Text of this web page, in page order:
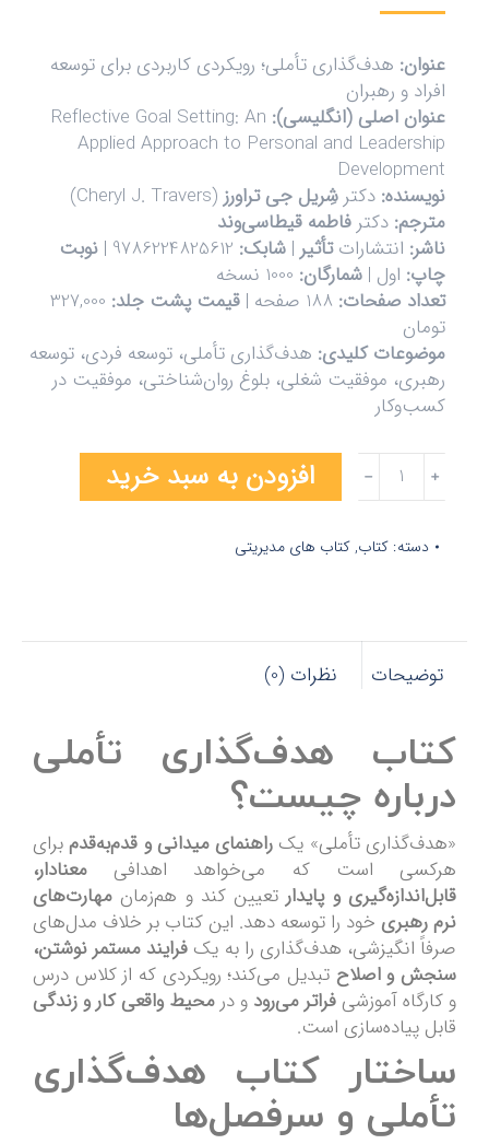
عنوان: هدف‌گذاری تأملی؛ رویکردی کاربردی برای توسعه
افراد و رهبران
عنوان اصلی (انگلیسی): Reflective Goal Setting: An
Applied Approach to Personal and Leadership
Development
نویسنده: دکتر شِریل جی تراورز (Cheryl J. Travers)
مترجم: دکتر فاطمه قیطاسی‌وند
ناشر: انتشاراتتأثیر | شابک:
نوبت
چاپ: اول | شمارگان:
تعداد صفحات:
قیمت پشت جلد: 327,000
تومان
موضوعات کلیدی: هدف‌گذاری تأملی، توسعه فردی، توسعه
رهبری، موفقیت شغلی، بلوغ روان‌شناختی، موفقیت در
کسب‌وکار
﹣ ﹢ افزودن به سبد خرید
دسته: کتاب,کتاب های مدیریتی
توضیحات نظرات (0)
کتاب هدف‌گذاری تأملی
درباره چیست؟
«هدف‌گذاری تأملی» یک راهنمای میدانی و قدم‌به‌قدم برای
هرکسی است که می‌خواهد اهدافی معنادار،
قابل‌اندازه‌گیری و پایدارتعیین کند و هم‌زمان مهارت‌های
نرم رهبری خود را توسعه دهد. این کتاب بر خلاف مدل‌های
صرفاً انگیزشی، هدف‌گذاری را به یک فرایند مستمر نوشتن،
سنجش و اصلاح تبدیل می‌کند؛ رویکردی که از کلاس درس
و کارگاه آموزشی فراتر می‌رود و در محیط واقعی کار و زندگی
قابل پیاده‌سازی است.
ساختار کتاب هدف‌گذاری
تأملی و سرفصل‌ها